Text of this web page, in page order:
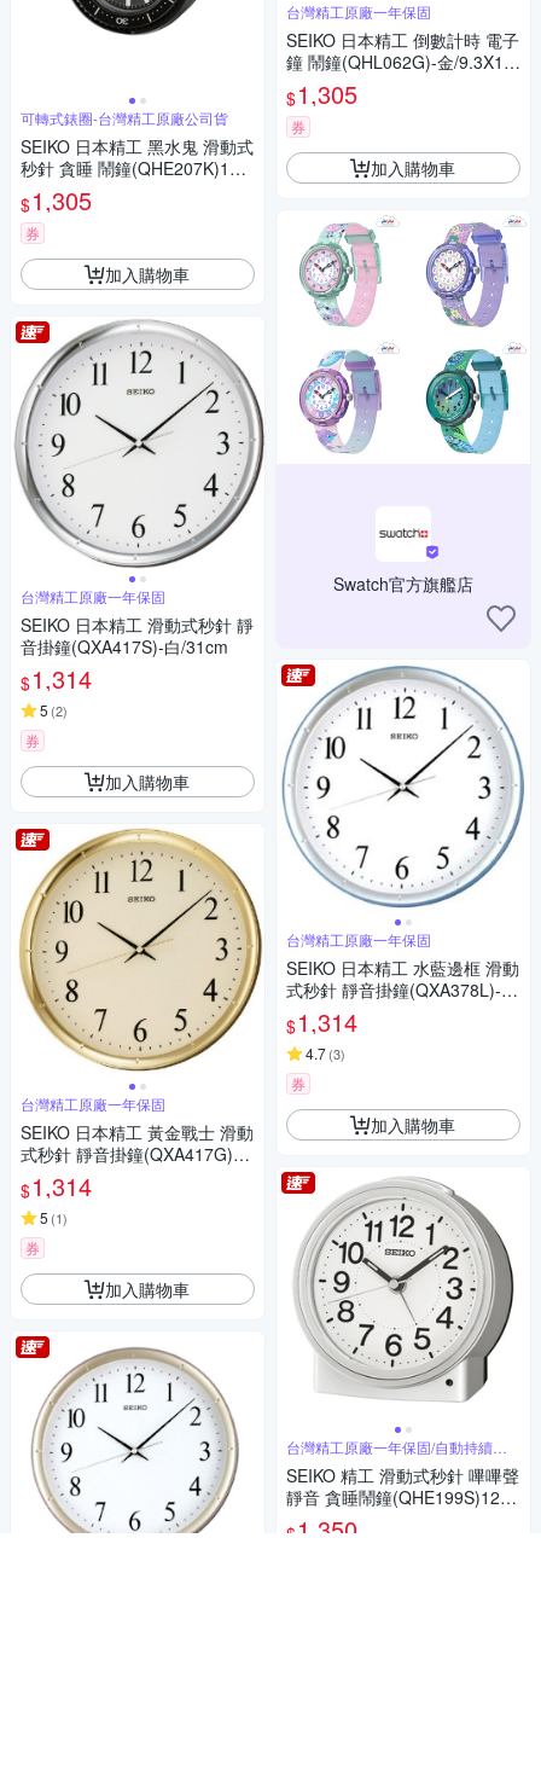
可轉式錶圈-台灣精工原廠公司貨
SEIKO 日本精工 黑水鬼 滑動式
秒針 貪睡 鬧鐘(QHE207K)10.4
X9.7cm
$1,305
券
加入購物車
台灣精工原廠一年保固
SEIKO 日本精工 滑動式秒針 靜
音掛鐘(QXA417S)-白/31cm
$1,314
5 (2)
券
加入購物車
台灣精工原廠一年保固
SEIKO 日本精工 黃金戰士 滑動
式秒針 靜音掛鐘(QXA417G)-
金/31cm
$1,314
5 (1)
券
加入購物車
台灣精工原廠一年保固
SEIKO 日本精工 倒數計時 電子
鐘 鬧鐘(QHL062G)-金/9.3X10.
4cm
$1,305
券
加入購物車
Swatch官方旗艦店
台灣精工原廠一年保固
SEIKO 日本精工 水藍邊框 滑動
式秒針 靜音掛鐘(QXA378L)-
藍-白/31cm
$1,314
4.7(3)
券
加入購物車
台灣精工原廠一年保固/自動持續燈
光可關閉
SEIKO 精工 滑動式秒針 嗶嗶聲
靜音 貪睡鬧鐘(QHE199S)12X1
1cm
$ 1,350